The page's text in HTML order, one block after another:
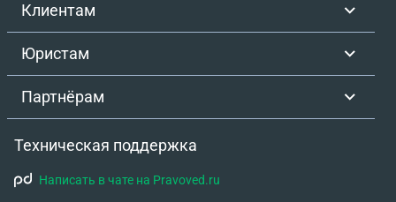
Клиентам
Юристам
Партнёрам
Техническая поддержка
Написать в чате на Pravoved.ru